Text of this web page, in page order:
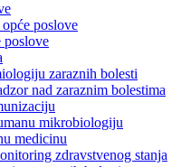
poslove
poslove
zaraznih bolesti
nad zaraznim bolestima
mikrobiologiju
medicinu
zdravstvenog stanja